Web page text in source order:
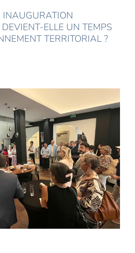
INAUGURATION
ELLE UN TEMPS
TERRITORIAL ?